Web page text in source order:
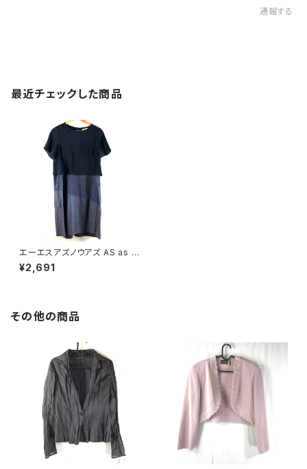
通報する
最近チェックした商品
エーエスアズノウアズ AS as k
now as ワンピース 半袖 ドット
柄 シフォン素材ドッキング ネイ
¥2,691
その他の商品